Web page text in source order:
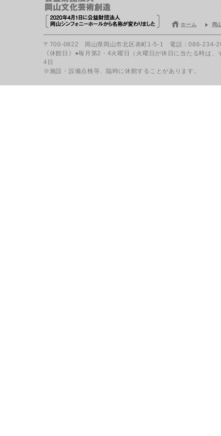
岡
ホーム
〒700-0822 岡山県岡山市北区表町1-5-1 電話：086-234-
《休館日》●毎月第2・4火曜日（火曜日が休日に当たる時は
4日
※施設・設備点検等、臨時に休館することがあります。